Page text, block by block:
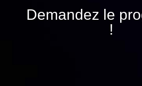
Demandez le
!